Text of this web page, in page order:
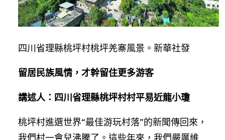
四川省理縣桃坪村桃坪羌寨風景。新華社發
留居民族風情，才幹留住更多游客
講述人：四川省理縣桃坪村村平易近龍小瓊
桃坪村進選世界“最佳游玩村落”的新聞傳回來，
我們村一會兒沸騰了。這些年來，我們嚴厲維